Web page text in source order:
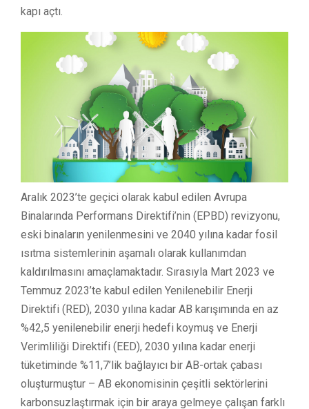
kapı açtı.
Aralık 2023’te geçici olarak kabul edilen Avrupa
Binalarında Performans Direktifi’nin (EPBD) revizyonu,
eski binaların yenilenmesini ve 2040 yılına kadar fosil
ısıtma sistemlerinin aşamalı olarak kullanımdan
kaldırılmasını amaçlamaktadır. Sırasıyla Mart 2023 ve
Temmuz 2023’te kabul edilen Yenilenebilir Enerji
Direktifi (RED), 2030 yılına kadar AB karışımında en az
%42,5 yenilenebilir enerji hedefi koymuş ve Enerji
Verimliliği Direktifi (EED), 2030 yılına kadar enerji
tüketiminde %11,7’lik bağlayıcı bir AB-ortak çabası
oluşturmuştur – AB ekonomisinin çeşitli sektörlerini
karbonsuzlaştırmak için bir araya gelmeye çalışan farklı